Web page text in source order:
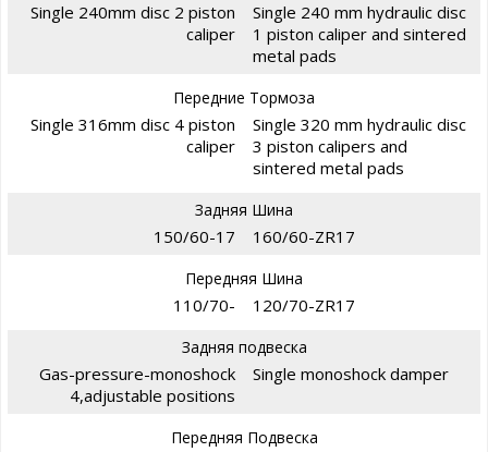
Single 240mm disc 2 piston
caliper
Single 240 mm hydraulic disc
1 piston caliper and sintered
metal pads
Передние Тормоза
Single 316mm disc 4 piston
caliper
Single 320 mm hydraulic disc
3 piston calipers and
sintered metal pads
Задняя Шина
150/60-17 160/60-ZR17
Передняя Шина
110/70- 120/70-ZR17
Задняя подвеска
Gas-pressure-monoshock
4,adjustable positions
Single monoshock damper
Передняя Подвеска